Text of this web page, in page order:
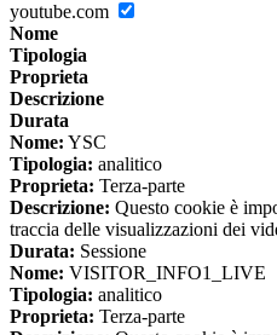
youtube.com
Nome
Tipologia
Proprieta
Descrizione
Durata
Nome: YSC
Tipologia: analitico
Proprieta: Terza-parte
Descrizione: Questo cookie è
traccia delle visualizzazioni dei
Durata: Sessione
Nome: VISITOR_INFO1_LIVE
Tipologia: analitico
Proprieta: Terza-parte